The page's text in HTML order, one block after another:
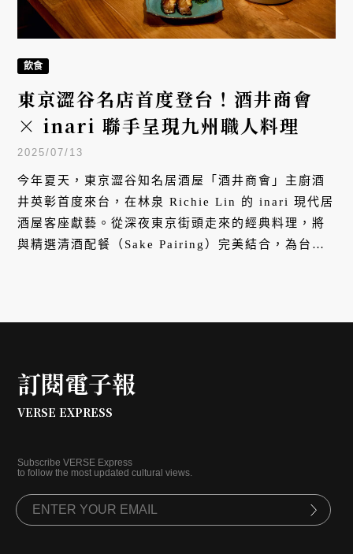
飲食
東京澀谷名店首度登台！酒井商會
× inari 聯手呈現九州職人料理
2025/07/13
今年夏天，東京澀谷知名居酒屋「酒井商會」主廚酒
井英彰首度來台，在林泉 Richie Lin 的 inari 現代居
酒屋客座獻藝。從深夜東京街頭走來的經典料理，將
與精選清酒配餐（Sake Pairing）完美結合，為台北
訂閱電子報
VERSE EXPRESS
Subscribe VERSE Express
to follow the most updated cultural views.